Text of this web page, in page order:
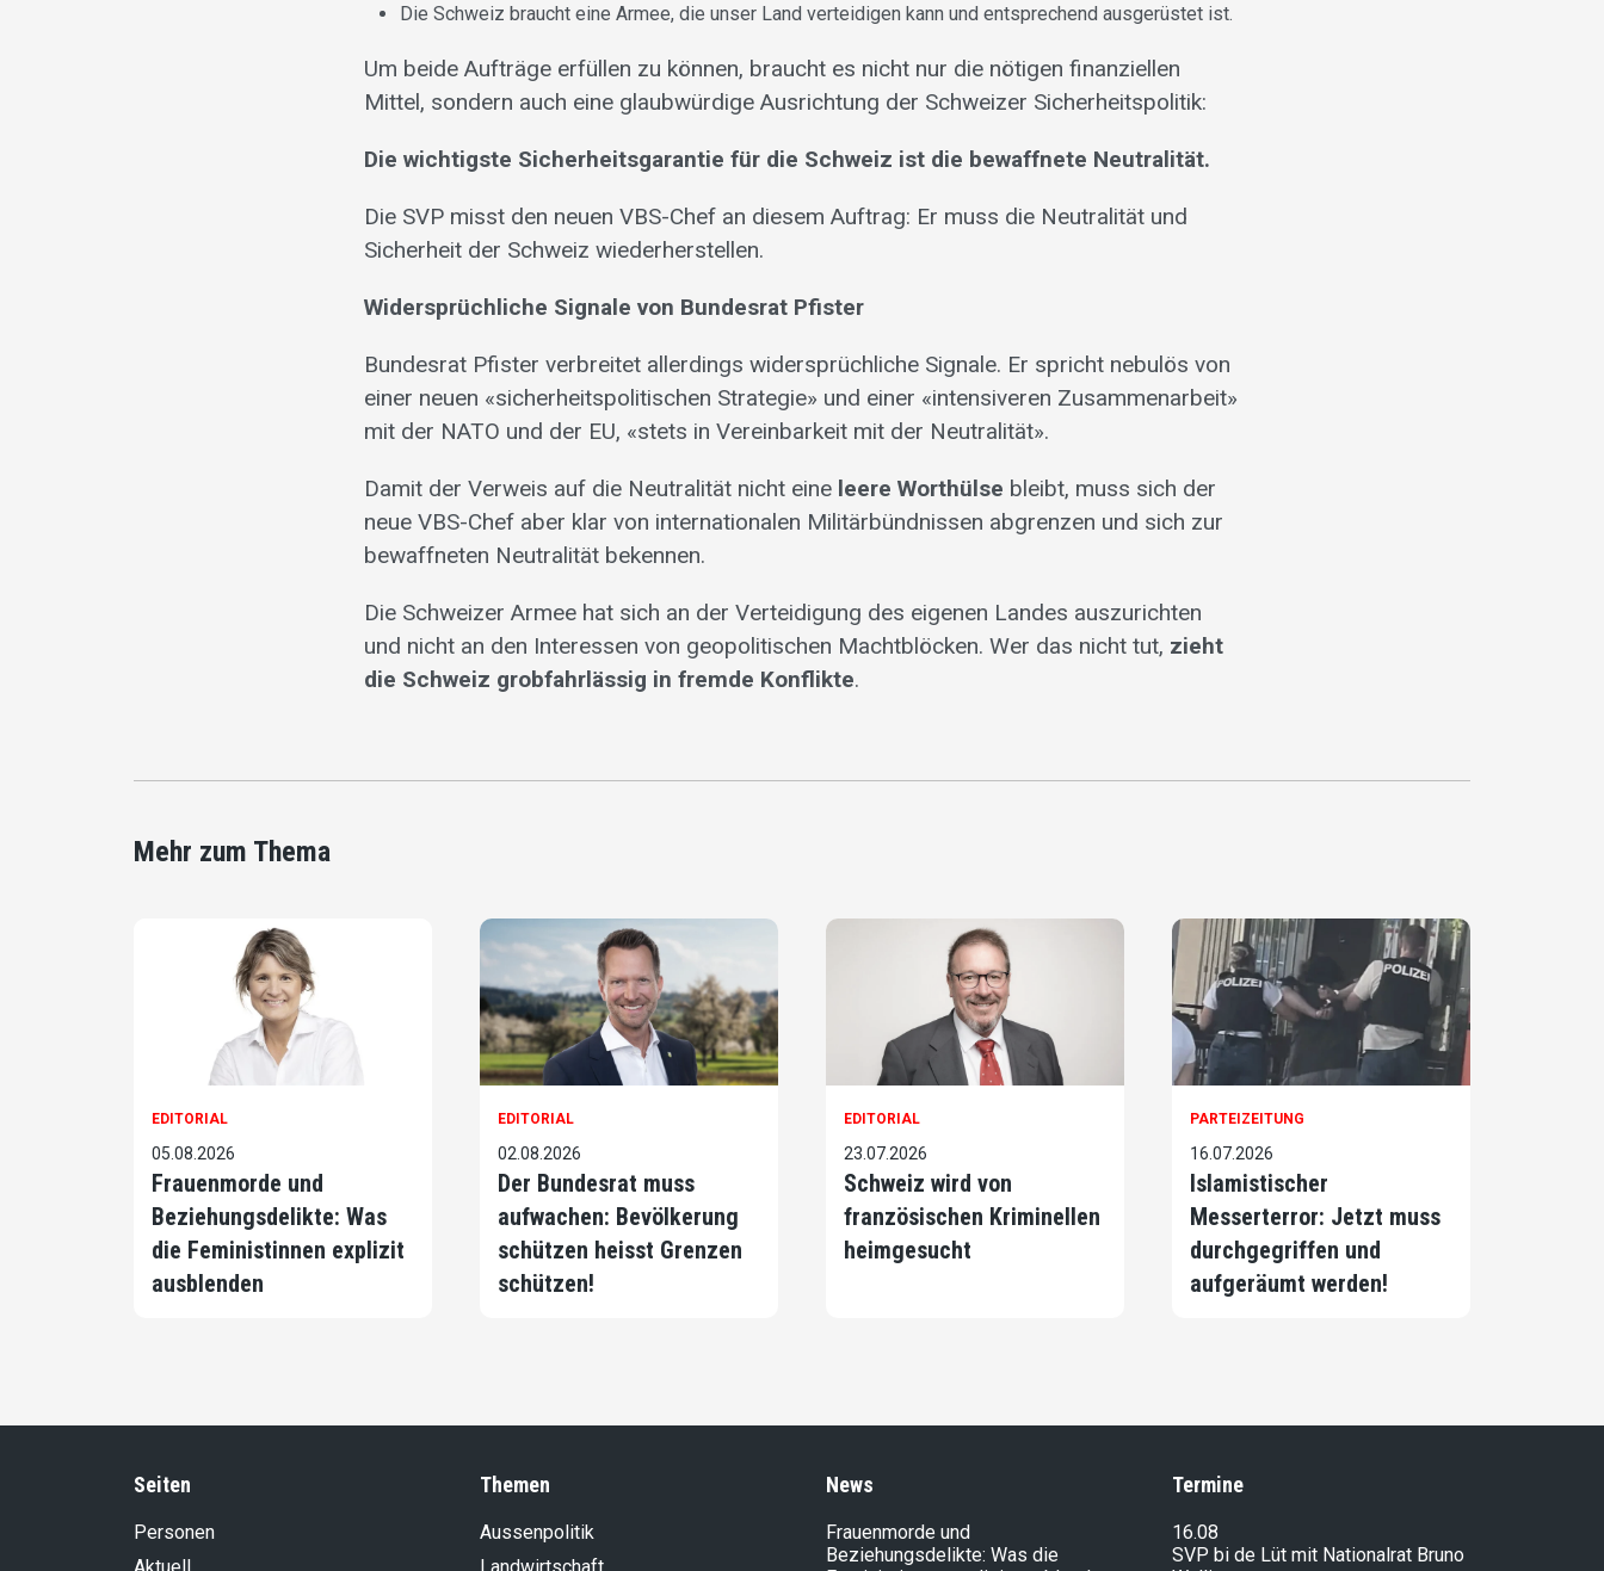
Die Schweiz braucht eine Armee, die unser Land verteidigen kann und entsprechend ausgerüstet ist.
Um beide Aufträge erfüllen zu können, braucht es nicht nur die nötigen finanziellen
Mittel, sondern auch eine glaubwürdige Ausrichtung der Schweizer Sicherheitspolitik:
Die wichtigste Sicherheitsgarantie für die Schweiz ist die bewaffnete Neutralität.
Die SVP misst den neuen VBS-Chef an diesem Auftrag: Er muss die Neutralität und
Sicherheit der Schweiz wiederherstellen.
Widersprüchliche Signale von Bundesrat Pfister
Bundesrat Pfister verbreitet allerdings widersprüchliche Signale. Er spricht nebulös von
einer neuen «sicherheitspolitischen Strategie» und einer «intensiveren Zusammenarbeit»
mit der NATO und der EU, «stets in Vereinbarkeit mit der Neutralität».
Damit der Verweis auf die Neutralität nicht eine leere Worthülse bleibt, muss sich der
neue VBS-Chef aber klar von internationalen Militärbündnissen abgrenzen und sich zur
bewaffneten Neutralität bekennen.
Die Schweizer Armee hat sich an der Verteidigung des eigenen Landes auszurichten
und nicht an den Interessen von geopolitischen Machtblöcken. Wer das nicht tut, zieht
die Schweiz grobfahrlässig in fremde Konflikte.
Mehr zum Thema
EDITORIAL
05.08.2026
Frauenmorde und
Beziehungsdelikte: Was
die Feministinnen explizit
ausblenden
EDITORIAL
02.08.2026
Der Bundesrat muss
aufwachen: Bevölkerung
schützen heisst Grenzen
schützen!
EDITORIAL
23.07.2026
Schweiz wird von
französischen Kriminellen
heimgesucht
PARTEIZEITUNG
16.07.2026
Islamistischer
Messerterror: Jetzt muss
durchgegriffen und
aufgeräumt werden!
Seiten
Personen
Themen
Aussenpolitik
News
Frauenmorde und
Beziehungsdelikte: Was die
Termine
16.08
SVP bi de Lüt mit Nationalrat Bruno